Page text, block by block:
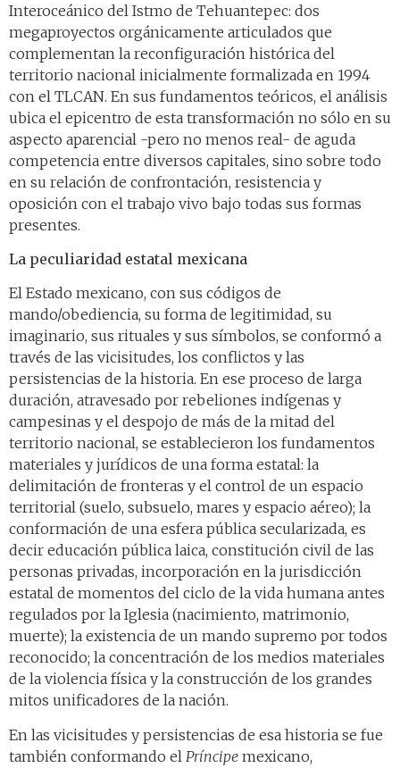
Interoceánico del Istmo de Tehuantepec: dos
megaproyectos orgánicamente articulados que
complementan la reconfiguración histórica del
territorio nacional inicialmente formalizada en 1994
con el TLCAN. En sus fundamentos teóricos, el análisis
ubica el epicentro de esta transformación no sólo en su
aspecto aparencial -pero no menos real- de aguda
competencia entre diversos capitales, sino sobre todo
en su relación de confrontación, resistencia y
oposición con el trabajo vivo bajo todas sus formas
presentes.
La peculiaridad estatal mexicana
El Estado mexicano, con sus códigos de
mando/obediencia, su forma de legitimidad, su
imaginario, sus rituales y sus símbolos, se conformó a
través de las vicisitudes, los conflictos y las
persistencias de la historia. En ese proceso de larga
duración, atravesado por rebeliones indígenas y
campesinas y el despojo de más de la mitad del
territorio nacional, se establecieron los fundamentos
materiales y jurídicos de una forma estatal: la
delimitación de fronteras y el control de un espacio
territorial (suelo, subsuelo, mares y espacio aéreo); la
conformación de una esfera pública secularizada, es
decir educación pública laica, constitución civil de las
personas privadas, incorporación en la jurisdicción
estatal de momentos del ciclo de la vida humana antes
regulados por la Iglesia (nacimiento, matrimonio,
muerte); la existencia de un mando supremo por todos
reconocido; la concentración de los medios materiales
de la violencia física y la construcción de los grandes
mitos unificadores de la nación.
En las vicisitudes y persistencias de esa historia se fue
también conformando el Príncipe mexicano,